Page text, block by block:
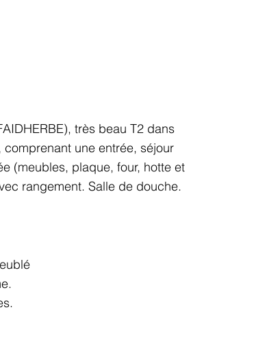
très beau T2 dans
une entrée, séjour
(meubles, plaque, four, hotte et
rangement. Salle de douche.